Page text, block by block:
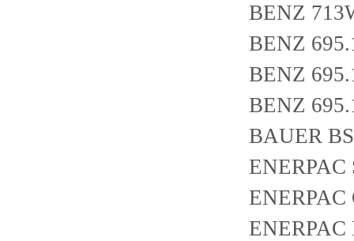
BENZ
BENZ
BENZ
BENZ
BAUER
ENERPAC
ENERPAC
ENERPAC